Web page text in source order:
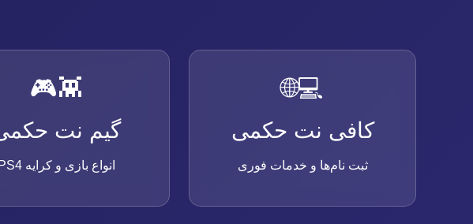
️💻🌐
کافی نت حکمی
ثبت نام‌ها و خدمات فوری
👾️🎮
گیم نت
انواع بازی و کرایه PS4